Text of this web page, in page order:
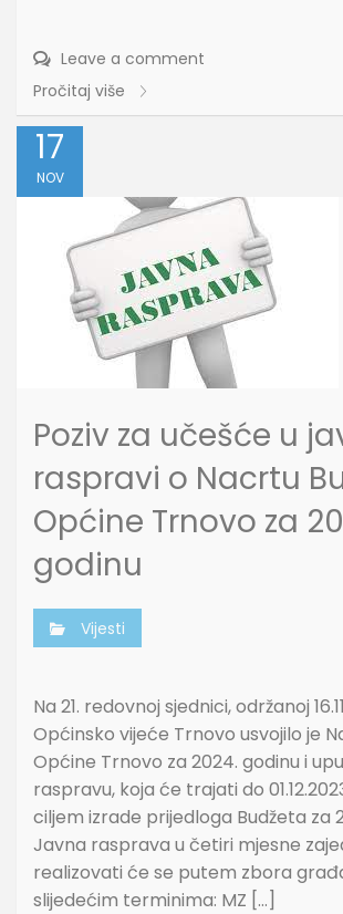
Leave a comment
Pročitaj više
17
NOV
Poziv za učešće u
raspravi o Nacrtu
Općine Trnovo za
godinu
Vijesti
Na 21. redovnoj sjednici, održanoj
Općinsko vijeće Trnovo usvojilo je
Općine Trnovo za 2024. godinu i
raspravu, koja će trajati do
ciljem izrade prijedloga Budžeta za
Javna rasprava u četiri mjesne
realizovati će se putem zbora
slijedećim terminima: MZ […]